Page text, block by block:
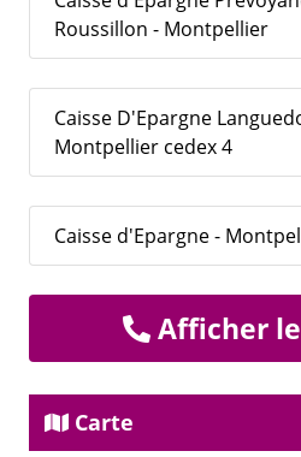
Roussillon - Montpellier
Caisse D'Epargne
Montpellier cedex 4
Caisse d'Epargne -
Afficher
Carte